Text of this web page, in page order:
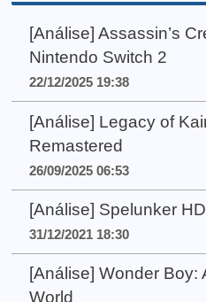
[Análise] Assassin’s
Nintendo Switch 2
22/12/2025 19:38
[Análise] Legacy of
Remastered
26/09/2025 06:53
[Análise] Spelunker
31/12/2021 18:30
[Análise] Wonder Boy:
World